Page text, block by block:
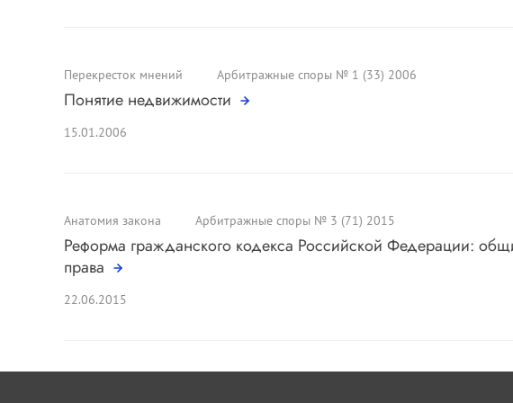
Перекресток мнений Арбитражные споры № 1 (33) 2006
Понятие недвижимости
15.01.2006
Анатомия закона Арбитражные споры № 3 (71) 2015
Реформа гражданского кодекса Российской Федерации:
права
22.06.2015